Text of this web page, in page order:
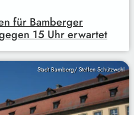
für Bamberger
15 Uhr erwartet
Stadt Bamberg/ Steffen Schützwohl